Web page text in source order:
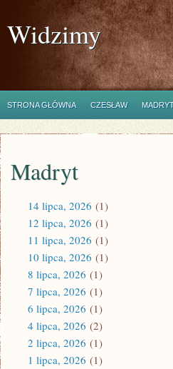
Widzimy
STRONA GŁÓWNA CZESŁAW
Madryt
14 lipca, 2026 (1)
12 lipca, 2026 (1)
11 lipca, 2026 (1)
10 lipca, 2026 (1)
8 lipca, 2026 (1)
7 lipca, 2026 (1)
6 lipca, 2026 (1)
4 lipca, 2026 (2)
2 lipca, 2026 (1)
1 lipca, 2026 (1)